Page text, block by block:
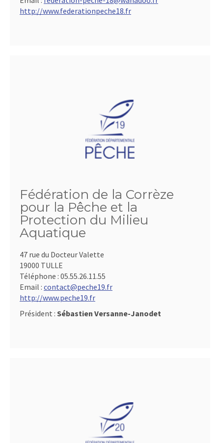
http://www.federationpeche18.fr
Fédération de la Corrèze
pour la Pêche et la
Protection du Milieu
Aquatique
47 rue du Docteur Valette
19000 TULLE
Téléphone : 05.55.26.11.55
Email : contact@peche19.fr
http://www.peche19.fr
Président : Sébastien Versanne-Janodet